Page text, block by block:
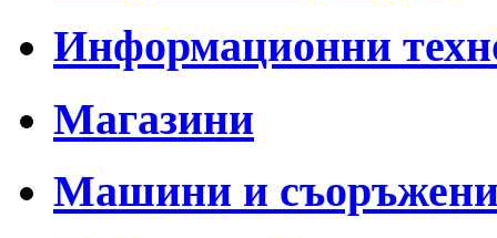
Информационни
Магазини
Машини и